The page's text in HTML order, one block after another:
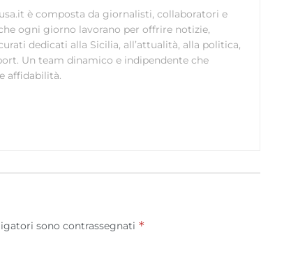
è composta da giornalisti, collaboratori e
ogni giorno lavorano per offrire notizie,
dedicati alla Sicilia, all’attualità, alla politica,
Un team dinamico e indipendente che
affidabilità.
sono contrassegnati *